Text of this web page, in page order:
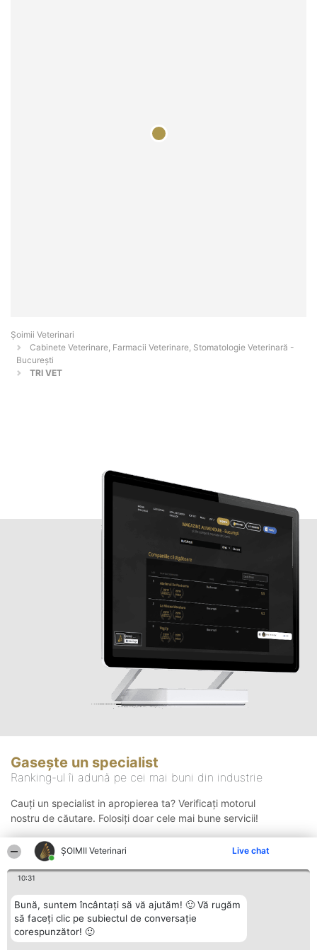
ȘOIMII Veterinari Live chat
10:31
Bună, suntem încântați să vă ajutăm! 🙂 Vă rugăm
să faceți clic pe subiectul de conversație
corespunzător! 🙂
Șoimii Veterinari
Cabinete Veterinare, Farmacii Veterinare, Stomatologie Veterinară -
Bucureşti
TRI VET
Gasește un specialist
Ranking-ul îi adună pe cei mai buni din industrie
Cauți un specialist in apropierea ta? Verificați motorul
nostru de căutare. Folosiți doar cele mai bune servicii!